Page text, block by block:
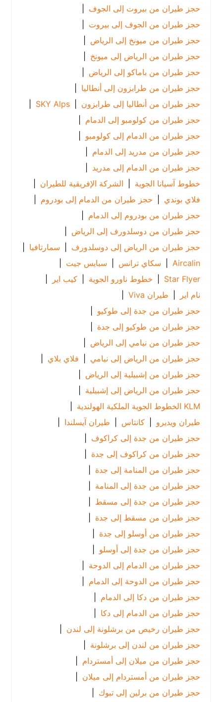
حجز طيران من بيروت إلى الجوف |
حجز طيران من الجوف إلى بيروت
|
حجز طيران من ميونخ إلى الرياض
|
حجز طيران من الرياض إلى ميونخ |
حجز طيران من باماكو إلى الرياض
|
حجز طيران من طرابزون إلى أنطاليا
|
حجز طيران من أنطاليا إلى طرابزون |
SKY Alps
|
حجز طيران من كولومبو إلى الدمام
|
حجز طيران من الدمام إلى كولومبو |
حجز طيران من مدريد إلى الدمام
|
حجز طيران من الدمام إلى مدريد |
خطوط آسيانا الجوية
| الشركة الإفريقية للطيران |
فلاي بوندي | حجز طيران من الدمام إلى بودروم |
حجز طيران من بودروم إلى الدمام
|
حجز طيران من دوسلدورف إلى الرياض
|
حجز طيران من الرياض إلى دوسلدورف | سمارتافيا
|
Aircalin
| سكاي ترانس | سبايس جيت
|
Star Flyer
| خطوط ناورو الجوية | كيب اير |
| طيران Viva
|
حجز طيران من جدة إلى طوكيو |
حجز طيران من طوكيو إلى جدة
حجز طيران من نيامي إلى الرياض
|
حجز طيران من الرياض إلى نيامي | فلاي بلاي
حجز طيران من إشبيلية إلى الرياض
|
حجز طيران من الرياض إلى إشبيلية |
|
طيران ويديرو
| كانتاس | طيران آيسلندا |
حجز طيران من جدة إلى كراكوف |
حجز طيران من كراكوف إلى جدة
حجز طيران من المنامة إلى جدة
حجز طيران من جدة إلى المنامة |
حجز طيران من جدة إلى مسقط |
حجز طيران من مسقط إلى جدة
حجز طيران من أوسلو إلى جدة
حجز طيران من جدة إلى أوسلو
|
حجز طيران من الدمام إلى الدوحة |
حجز طيران من الدوحة إلى الدمام
|
حجز طيران من دكا إلى الدمام
|
حجز طيران من الدمام إلى دكا |
حجز طيران رخيص من برشلونة إلى لندن
|
حجز طيران من لندن إلى برشلونة
|
حجز طيران من ميلان إلى أمستردام |
حجز طيران من أمستردام إلى ميلان |
حجز طيران من برلين إلى تبوك
|